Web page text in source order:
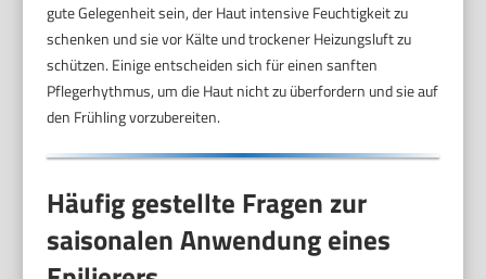
gute Gelegenheit sein, der Haut intensive Feuchtigkeit zu
schenken und sie vor Kälte und trockener Heizungsluft zu
schützen. Einige entscheiden sich für einen sanften
Pflegerhythmus, um die Haut nicht zu überfordern und sie auf
den Frühling vorzubereiten.
Häufig gestellte Fragen zur
saisonalen Anwendung eines